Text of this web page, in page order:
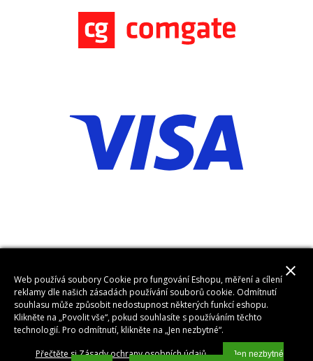
close
Web používá soubory Cookie pro fungování Eshopu, měření a cílení
reklamy dle našich zásadách používání souborů cookie. Odmítnutí
souhlasu může způsobit nedostupnost některých funkcí eshopu.
Klikněte na „Povolit vše“, pokud souhlasíte s používáním těchto
technologií. Pro odmítnutí, klikněte na „Jen nezbytné“.
Přečtěte si Zásady ochrany osobních údajů
Jen nezbytné